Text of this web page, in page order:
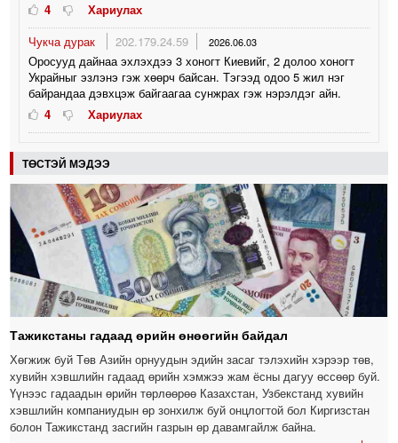
4
Хариулах
Чукча дурак
202.179.24.59 2026.06.03
Оросууд дайнаа эхлэхдээ 3 хоногт Киевийг, 2 долоо хоногт
Украйныг эзлэнэ гэж хөөрч байсан. Тэгээд одоо 5 жил нэг
байрандаа дэвхцэж байгаагаа сунжрах гэж нэрэлдэг айн.
4
Хариулах
ТӨСТЭЙ МЭДЭЭ
Тажикстаны гадаад өрийн өнөөгийн байдал
Хөгжиж буй Төв Азийн орнуудын эдийн засаг тэлэхийн хэрээр төв,
хувийн хэвшлийн гадаад өрийн хэмжээ жам ёсны дагуу өссөөр буй.
Үүнээс гадаадын өрийн төрлөөрөө Казахстан, Узбекстанд хувийн
хэвшлийн компаниудын өр зонхилж буй онцлогтой бол Киргизстан
болон Тажикстанд засгийн газрын өр давамгайлж байна.